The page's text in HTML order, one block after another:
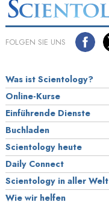
FOLGEN SIE UNS
Was ist Scientology?
Online-Kurse
Einführende Dienste
Buchladen
Scientology heute
Daily Connect
Scientology in aller Welt
Wie wir helfen